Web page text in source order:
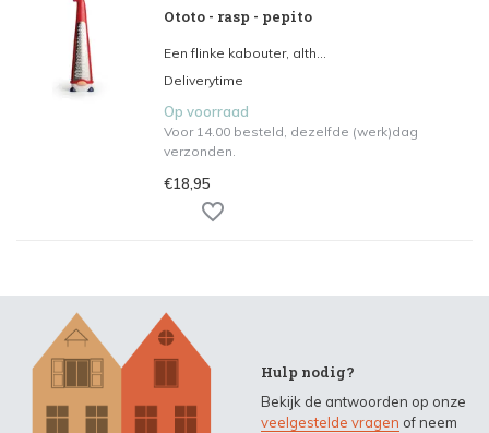
Ototo - rasp - pepito
Een flinke kabouter, alth...
Deliverytime
Op voorraad
Voor 14.00 besteld, dezelfde (werk)dag
verzonden.
€18,95
Hulp nodig?
Bekijk de antwoorden op onze
veelgestelde vragen of neem